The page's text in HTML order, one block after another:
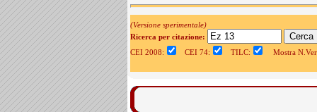
(Versione sperimentale)
Ricerca per citazione:
CEI 2008:
CEI 74: TILC: Mostra